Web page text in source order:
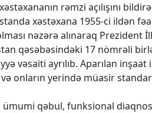
rəmzi açılışını
xəstəxana 1955-ci ildən
nəzərə alınaraq
qəsəbəsindəki 17 nömrəli
vəsaiti ayrılıb. Aparılan
onların yerində müasir
ümumi qəbul, funksional